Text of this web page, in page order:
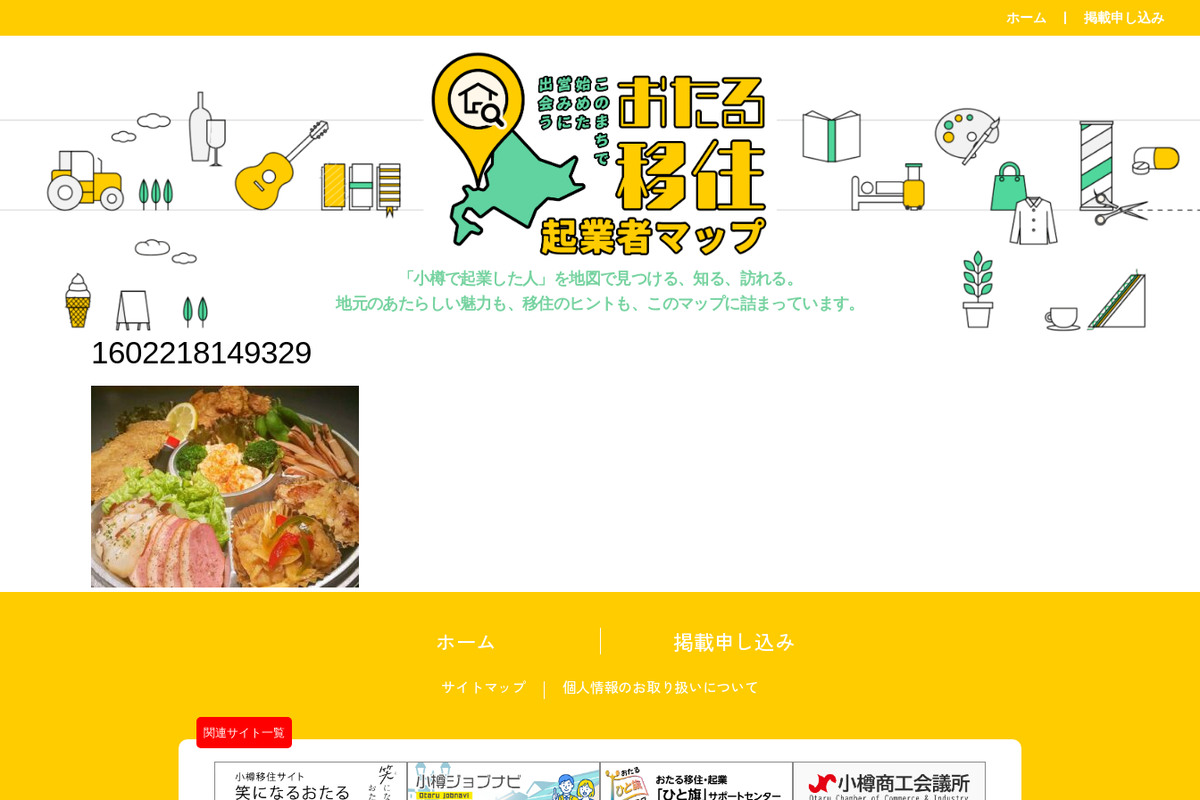
ホーム 掲載申し込み
「小樽で起業した人」を地図で見つける、知る、訪れる。
地元のあたらしい魅力も、移住のヒントも、このマップに詰まっています。
1602218149329
ホーム 掲載申し込み
サイトマップ 個人情報のお取り扱いについて
関連サイト一覧